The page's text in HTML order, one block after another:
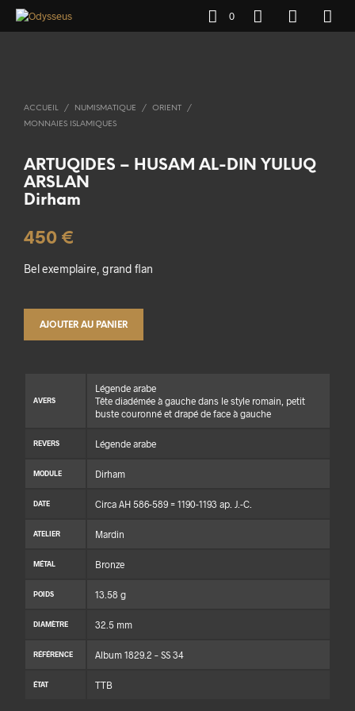
0
ACCUEIL / NUMISMATIQUE / ORIENT
/
MONNAIES ISLAMIQUES
ARTUQIDES – HUSAM AL-DIN YULUQ
ARSLAN
Dirham
450 €
Bel exemplaire, grand flan
AJOUTER AU PANIER
AVERS
Légende arabe
Tête diadémée à gauche dans le style romain, petit
buste couronné et drapé de face à gauche
REVERS Légende arabe
MODULE Dirham
DATE Circa AH 586-589 = 1190-1193 ap. J.-C.
ATELIER Mardin
MÉTAL Bronze
POIDS 13.58 g
DIAMÈTRE 32.5 mm
RÉFÉRENCE Album 1829.2 – SS 34
ÉTAT TTB